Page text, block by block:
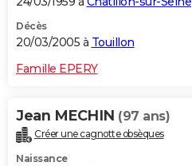
Décès
20/03/2005 à Touillon
Famille EPERY
Jean MECHIN (97 ans)
Créer une cagnotte obsèques
Naissance